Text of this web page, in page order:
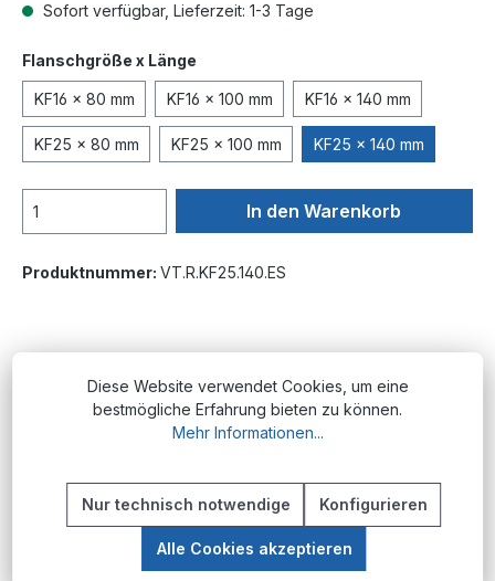
Sofort verfügbar, Lieferzeit: 1-3 Tage
Flanschgröße x Länge
KF16 x 80 mm KF16 x 100 mm KF16 x 140 mm
KF25 x 80 mm KF25 x 100 mm KF25 x 140 mm
In den Warenkorb
Produktnummer: VT.R.KF25.140.ES
Produktübersicht Vakuumrohre mit KF-
Flansch aus Edelstahl sind essentielle
Vakuumsystemen im…Mehr
Diese Website verwendet Cookies, um eine
bestmögliche Erfahrung bieten zu können.
Mehr Informationen...
Nur technisch notwendige Konfigurieren
Alle Cookies akzeptieren